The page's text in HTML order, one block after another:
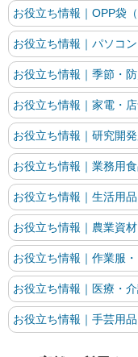
お役立ち情報｜OPP袋
お役立ち情報｜パソコン
お役立ち情報｜季節・防
お役立ち情報｜家電・店
お役立ち情報｜研究開
お役立ち情報｜業務用食
お役立ち情報｜生活用品
お役立ち情報｜農業資材
お役立ち情報｜作業服
お役立ち情報｜医療・介
お役立ち情報｜手芸用品